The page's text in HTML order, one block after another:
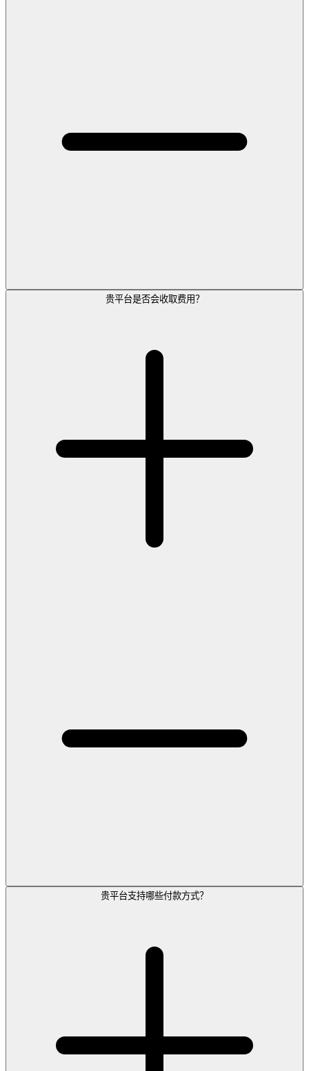
贵平台是否会收取费用？
贵平台支持哪些付款方式？